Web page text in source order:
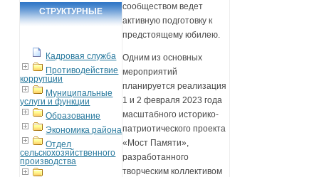
СТРУКТУРНЫЕ
Кадровая служба
Противодействие
коррупции
Муниципальные
услуги и функции
Образование
Экономика района
Отдел
сельскохозяйственного
производства
сообществом ведет
активную подготовку к
предстоящему юбилею.
Одним из основных
мероприятий
планируется реализация
1 и 2 февраля 2023 года
масштабного историко-
патриотического проекта
«Мост Памяти»,
разработанного
творческим коллективом